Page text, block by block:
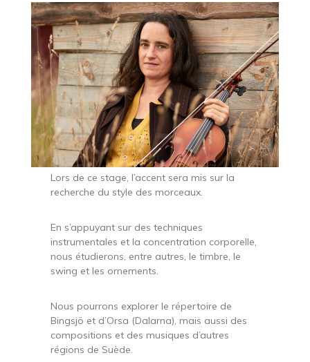
Lors de ce stage, l’accent sera mis sur la
recherche du style des morceaux.
En s’appuyant sur des techniques
instrumentales et la concentration corporelle,
nous étudierons, entre autres, le timbre, le
swing et les ornements.
Nous pourrons explorer le répertoire de
Bingsjö et d’Orsa (Dalarna), mais aussi des
compositions et des musiques d’autres
régions de Suède.